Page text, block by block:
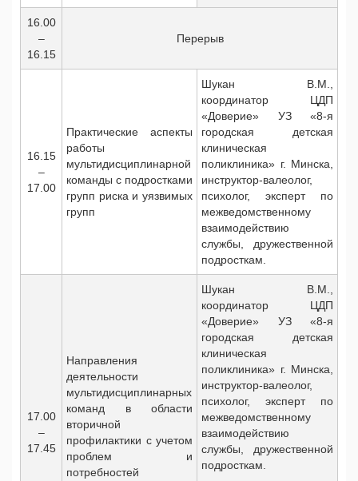
16.00
–
16.15
Перерыв
16.15
–
17.00
Практические аспекты
работы
мультидисциплинарной
команды с подростками
групп риска и уязвимых
групп
Шукан В.М.,
координатор ЦДП
«Доверие» УЗ «8-я
городская детская
клиническая
поликлиника» г. Минска,
инструктор-валеолог,
психолог, эксперт по
межведомственному
взаимодействию
службы, дружественной
подросткам.
17.00
–
17.45
Направления
деятельности
мультидисциплинарных
команд в области
вторичной
профилактики с учетом
проблем и
потребностей
Шукан В.М.,
координатор ЦДП
«Доверие» УЗ «8-я
городская детская
клиническая
поликлиника» г. Минска,
инструктор-валеолог,
психолог, эксперт по
межведомственному
взаимодействию
службы, дружественной
подросткам.